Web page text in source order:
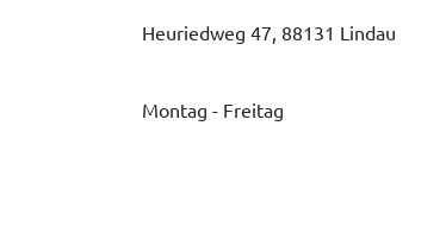
Heuriedweg 47, 88131 Lindau
Montag - Freitag